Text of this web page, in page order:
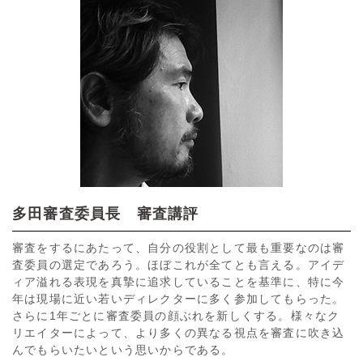
2026年審査委員紹介
推奨環境
運営団体
閉じる
多田審査委員長 審査講評
審査をするにあたって、自分の役割として最も重要なのは審
査委員の選定であろう。ほぼこれが全てとも言える。アイデ
ィア溢れる表現を真摯に追求していることを基準に、特に今
年は現場に近い若いディレクターに多く参加してもらった。
さらに1年ごとに審査委員の顔ぶれを新しくする。様々なク
リエイターによって、より多くの異なる視点を審査に吹き込
んでもらいたいという思いからである。